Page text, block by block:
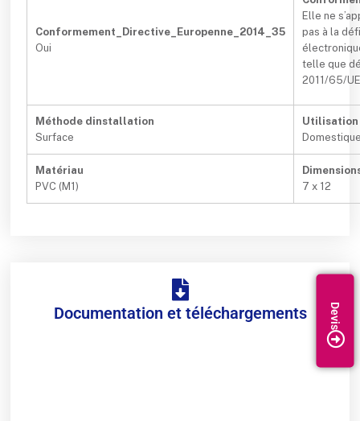
Conformement_Directive_Europenne_2014_35
Oui
Elle ne
pas à la
telle que
2011/65/
Méthode dinstallation
Surface
Utilisation
Matériau
PVC (M1)
7 x 12
Documentation et téléchargements